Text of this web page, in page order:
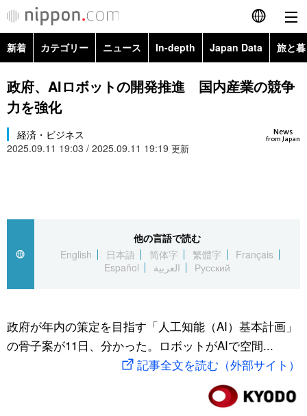
English
简体字
Русский
カテゴリー
国際
社会
文化
アーカイブ
Japan Data
旅と暮らし
動画/Live
新着 カテゴリー ニュース In-depth Japan Data 旅と
政治・外交
経済・ビジネス
国際・海外
文化
科学・技術
暮らし
スポーツ・東京2020
Topics
政府、AIロボットの開発推進 国内産業の競争
力を強化
News
from Japan
経済・ビジネス
2025.09.11 19:03 / 2025.09.11 19:19 更新
他の言語で読む
English
日本語 简体字 繁體字
Français
Español
العربية Русский
政府が年内の策定を目指す「人工知能（AI）基本計画」
の骨子案が11日、分かった。ロボットがAIで空間...
記事全文を読む（外部サイト）